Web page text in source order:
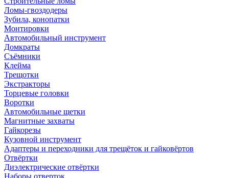
Ломы-гвоздодеры
Зубила, конопатки
Монтировки
Автомобильный инструмент
Домкраты
Съёмники
Клейма
Трещотки
Экстракторы
Торцевые головки
Воротки
Автомобильные щетки
Магнитные захваты
Гайкорезы
Кузовной инструмент
Адаптеры и переходники для трещёток и гайковёртов
Отвёртки
Диэлектрические отвёртки
Наборы отверток